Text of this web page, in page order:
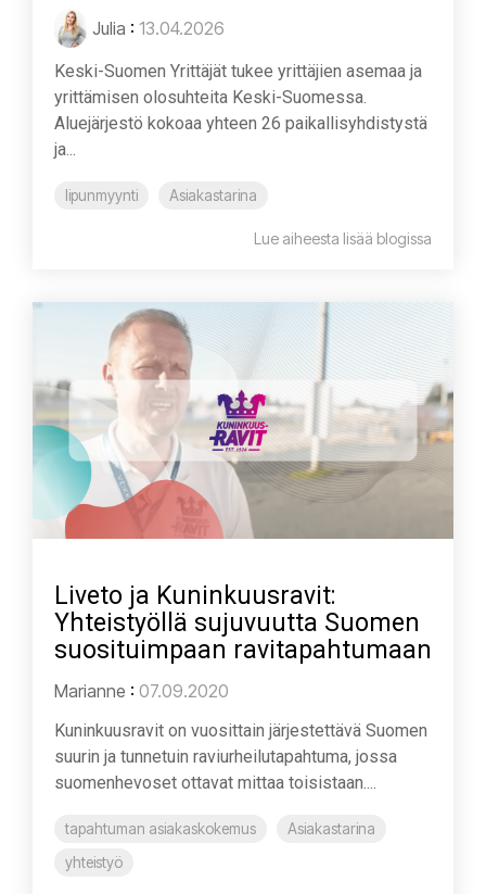
Julia : 13.04.2026
Keski-Suomen Yrittäjät tukee yrittäjien asemaa ja
yrittämisen olosuhteita Keski-Suomessa.
Aluejärjestö kokoaa yhteen 26 paikallisyhdistystä
ja...
lipunmyynti Asiakastarina
Lue aiheesta lisää blogissa
Liveto ja Kuninkuusravit:
Yhteistyöllä sujuvuutta Suomen
suosituimpaan ravitapahtumaan
Marianne : 07.09.2020
Kuninkuusravit on vuosittain järjestettävä Suomen
suurin ja tunnetuin raviurheilutapahtuma, jossa
suomenhevoset ottavat mittaa toisistaan....
tapahtuman asiakaskokemus
Asiakastarina
yhteistyö